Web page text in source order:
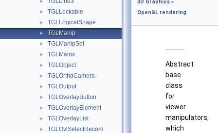
► TGLLockable
► TGLLogicalShape
► TGLManip
► TGLManipSet
► TGLMatrix
► TGLObject
► TGLOrthoCamera
► TGLOutput
► TGLOverlayButton
► TGLOverlayElement
► TGLOverlayList
► TGLOvlSelectRecord
3D Graphics »
OpenGL rendering
Abstract
base
class
for
viewer
manipulators,
which